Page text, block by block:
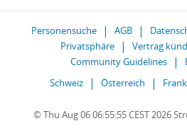
Personensuche AGB
Privatsphäre
Vertrag
Community Guidelines
Schweiz
Österreich
© Thu Aug 06 06:55:55 CEST 2026